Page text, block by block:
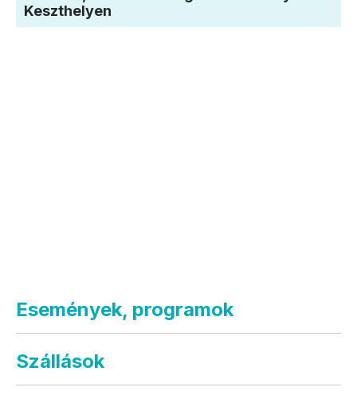
Keszthelyen
Események, programok
Szállások